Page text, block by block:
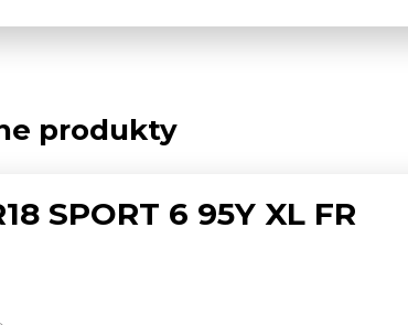
produkty
SPORT 6 95Y XL FR